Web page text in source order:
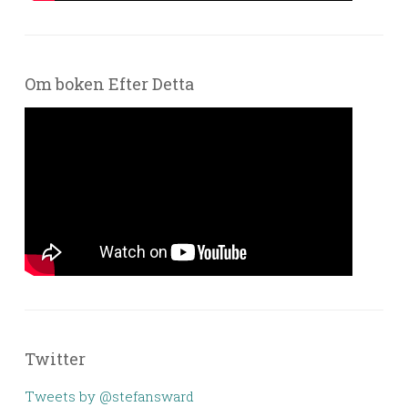
Om boken Efter Detta
Twitter
Tweets by @stefansward